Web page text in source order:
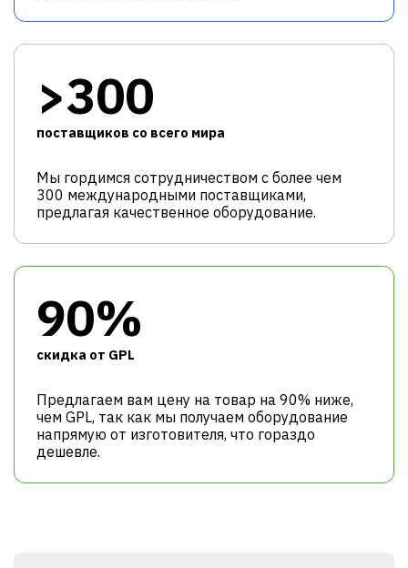
>300
поставщиков со всего мира
Мы гордимся сотрудничеством с более чем
300 международными поставщиками,
предлагая качественное оборудование.
90%
cкидка от GPL
Предлагаем вам цену на товар на 90% ниже,
чем GPL, так как мы получаем оборудование
напрямую от изготовителя, что гораздо
дешевле.